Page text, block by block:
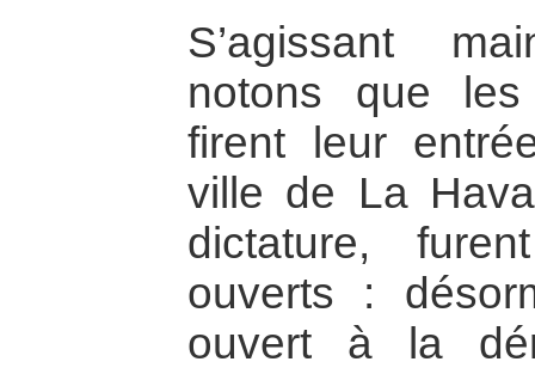
S’agissant
notons que les
firent leur
ville de La
dictature,
ouverts :
ouvert à la